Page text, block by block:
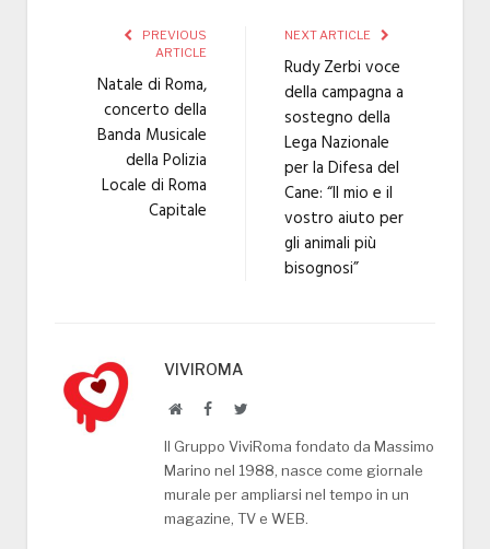
PREVIOUS
ARTICLE
Natale di Roma,
concerto della
Banda Musicale
della Polizia
Locale di Roma
Capitale
NEXT ARTICLE
Rudy Zerbi voce
della campagna a
sostegno della
Lega Nazionale
per la Difesa del
Cane: “Il mio e il
vostro aiuto per
gli animali più
bisognosi”
VIVIROMA
WebsiteFacebookTwitter
Il Gruppo ViviRoma fondato da Massimo
Marino nel 1988, nasce come giornale
murale per ampliarsi nel tempo in un
magazine, TV e WEB.